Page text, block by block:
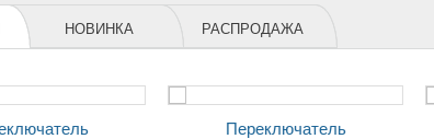
НОВИНКА РАСПРОДАЖА
Переключатель